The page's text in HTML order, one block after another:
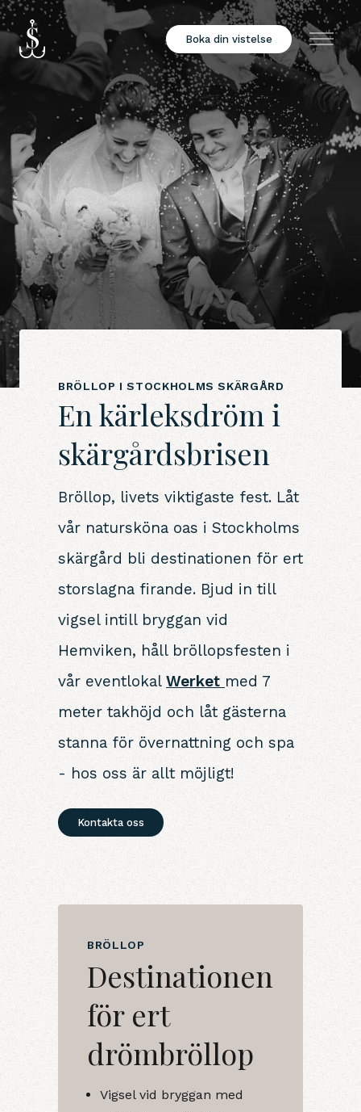
Boka din vistelse Meny
BRÖLLOP I STOCKHOLMS SKÄRGÅRD
En kärleksdröm i
skärgårdsbrisen
Bröllop, livets viktigaste fest. Låt
vår natursköna oas i Stockholms
skärgård bli destinationen för ert
storslagna firande. Bjud in till
vigsel intill bryggan vid
Hemviken, håll bröllopsfesten i
vår eventlokal Werket med 7
meter takhöjd och låt gästerna
stanna för övernattning och spa
- hos oss är allt möjligt!
Kontakta oss
BRÖLLOP
Destinationen
för ert
drömbröllop
Vigsel vid bryggan med